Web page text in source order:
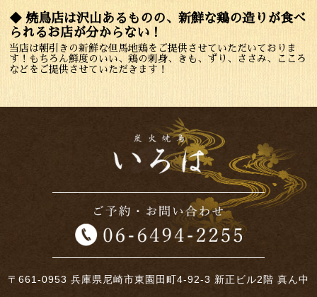
◆ 焼鳥店は沢山あるものの、新鮮な鶏の造りが食べ
られるお店が分からない！
当店は朝引きの新鮮な但馬地鶏をご提供させていただいておりま
す！もちろん鮮度のいい、鶏の刺身、きも、ずり、ささみ、こころ
などをご提供させていただきます！
〒661-0953 兵庫県尼崎市東園田町4-92-3 新正ビル2階 真ん中